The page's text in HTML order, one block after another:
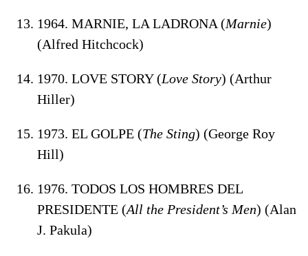
1964. MARNIE, LA LADRONA (Marnie)
(Alfred Hitchcock)
1970. LOVE STORY (Love Story) (Arthur
Hiller)
1973. EL GOLPE (The Sting) (George Roy
Hill)
1976. TODOS LOS HOMBRES DEL
PRESIDENTE (All the President’s Men) (Alan
J. Pakula)